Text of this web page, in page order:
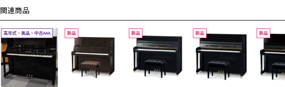
関連商品
高年式・美品・中古AAA 新品 新品 新品 新品